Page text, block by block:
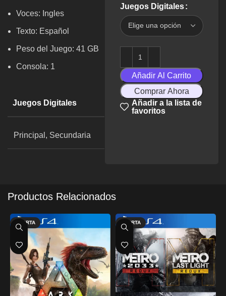
Voces: Ingles
Texto: Español
Peso del Juego: 41 GB
Consola: 1
Juegos Digitales
Principal, Secundaria
Juegos Digitales
Añadir Al Carrito
Comprar Ahora
Añadir a la lista de
favoritos
Productos Relacionados
OFERTA OFERTA